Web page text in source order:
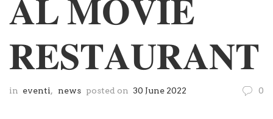
𝐑𝐄𝐒𝐓𝐀𝐔𝐑𝐀𝐍𝐓
in eventi, news posted on 30 June 2022 0